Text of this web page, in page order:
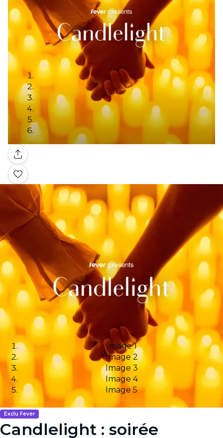
Galerie
Image 1
Image 2
Image 3
Image 4
Image 5
Exclu Fever
Candlelight : soirée